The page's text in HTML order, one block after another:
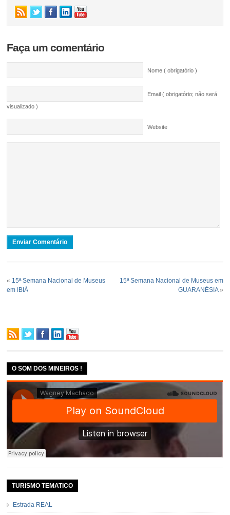
Faça um comentário
Nome ( obrigatório )
Email ( obrigatório; não será
visualizado )
Website
« 15ª Semana Nacional de Museus
em IBIÁ
15ª Semana Nacional de Museus em
GUARANÉSIA»
O SOM DOS MINEIROS !
TURISMO TEMATICO
Estrada REAL